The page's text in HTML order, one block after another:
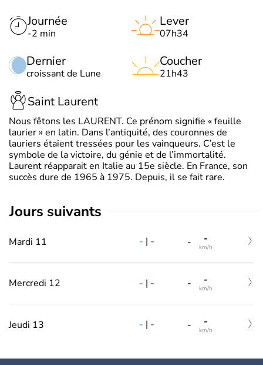
Journée
-2 min
Dernier
croissant de Lune
Lever
07h34
Coucher
21h43
Saint Laurent
Nous fêtons les LAURENT. Ce prénom signifie « feuille
laurier » en latin. Dans l’antiquité, des couronnes de
lauriers étaient tressées pour les vainqueurs. C’est le
symbole de la victoire, du génie et de l’immortalité.
Laurent réapparait en Italie au 15e siècle. En France, son
succès dure de 1965 à 1975. Depuis, il se fait rare.
jours suivants
Mardi 11 - | - - -
km/h
Mercredi 12 - | - - -
km/h
Jeudi 13 - | - - -
km/h